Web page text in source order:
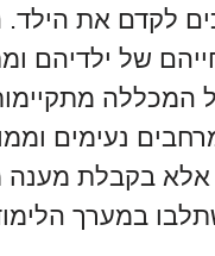
לקדם את
של ילדיהם
מתקיימות
נעימים
בקבלת מענה
במערך